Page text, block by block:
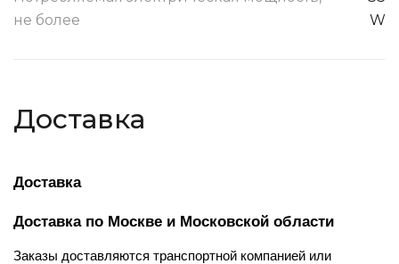
не более
W
Доставка
Доставка
Доставка по Москве и Московской области
Заказы доставляются транспортной компанией или